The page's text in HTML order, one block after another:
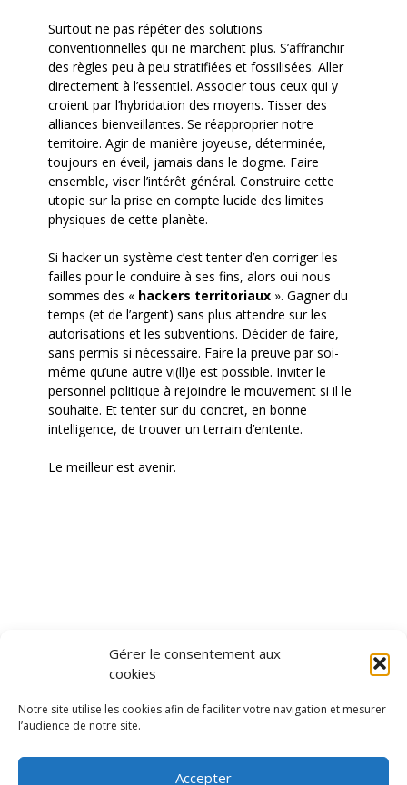
Gérer le consentement aux
cookies
Notre site utilise les cookies afin de faciliter votre navigation et mesurer
l’audience de notre site.
Accepter
Surtout ne pas répéter des solutions
conventionnelles qui ne marchent plus. S’affranchir
des règles peu à peu stratifiées et fossilisées. Aller
directement à l’essentiel. Associer tous ceux qui y
croient par l’hybridation des moyens. Tisser des
alliances bienveillantes. Se réapproprier notre
territoire. Agir de manière joyeuse, déterminée,
toujours en éveil, jamais dans le dogme. Faire
ensemble, viser l’intérêt général. Construire cette
utopie sur la prise en compte lucide des limites
physiques de cette planète.
Si hacker un système c’est tenter d’en corriger les
failles pour le conduire à ses fins, alors oui nous
sommes des « hackers territoriaux ». Gagner du
temps (et de l’argent) sans plus attendre sur les
autorisations et les subventions. Décider de faire,
sans permis si nécessaire. Faire la preuve par soi-
même qu’une autre vi(ll)e est possible. Inviter le
personnel politique à rejoindre le mouvement si il le
souhaite. Et tenter sur du concret, en bonne
intelligence, de trouver un terrain d’entente.
Le meilleur est avenir.
DARWIN RECRUTE